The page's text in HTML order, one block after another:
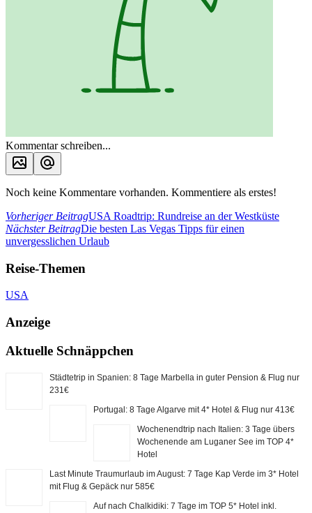
Kommentar schreiben...
Noch keine Kommentare vorhanden. Kommentiere als erstes!
Vorheriger BeitragUSA Roadtrip: Rundreise an der Westküste
Nächster BeitragDie besten Las Vegas Tipps für einen
unvergesslichen Urlaub
Reise-Themen
USA
Anzeige
Aktuelle Schnäppchen
Städtetrip in Spanien: 8 Tage Marbella in guter Pension & Flug nur
231€
Portugal: 8 Tage Algarve mit 4* Hotel & Flug nur 413€
Wochenendtrip nach Italien: 3 Tage übers
Wochenende am Luganer See im TOP 4*
Hotel
Last Minute Traumurlaub im August: 7 Tage Kap Verde im 3* Hotel
mit Flug & Gepäck nur 585€
Auf nach Chalkidiki: 7 Tage im TOP 5* Hotel inkl.